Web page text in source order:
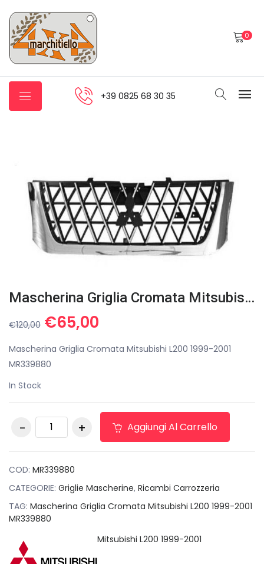
0
+39 0825 68 30 35
Mascherina Griglia Cromata Mitsubishi L200 1999-2001 MR339880
€120,00 Il
prezzo
originale
era:
€65,00
attuale
Mascherina Griglia Cromata Mitsubishi L200 1999-2001
MR339880
In Stock
Mascherina Griglia
Cromata Mitsubishi
Aggiungi Al Carrello
COD: MR339880
CATEGORIE: Griglie Mascherine, Ricambi Carrozzeria
TAG: Mascherina Griglia Cromata Mitsubishi L200 1999-2001
MR339880
Mitsubishi L200 1999-2001